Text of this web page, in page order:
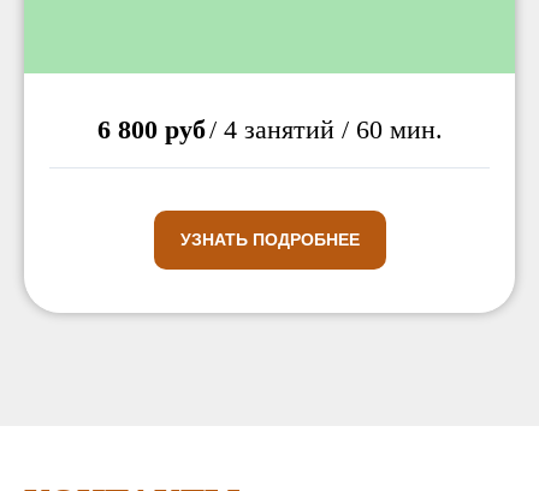
6 800 руб/ 4 занятий / 60 мин.
УЗНАТЬ ПОДРОБНЕЕ